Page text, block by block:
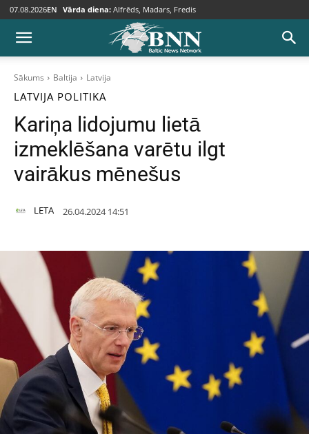
07.08.2026EN Vārda diena: Alfrēds, Madars, Fredis
Sākums Baltija Latvija
LATVIJA POLITIKA
Kariņa lidojumu lietā
izmeklēšana varētu ilgt
vairākus mēnešus
LETA 26.04.2024 14:51